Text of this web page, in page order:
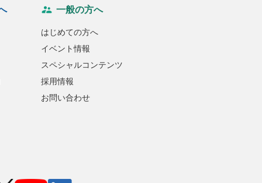
一般の方へ
はじめての方へ
イベント情報
スペシャルコンテンツ
採用情報
お問い合わせ